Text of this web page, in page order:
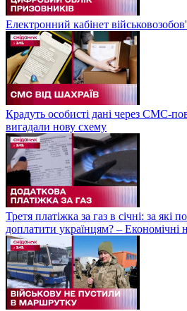
Електронний кабінет
Крадуть особисті дані через СМС-
вигадали нову схему
Третя платіжка за газ в січні: за які
доплатити українцям? – Економічні